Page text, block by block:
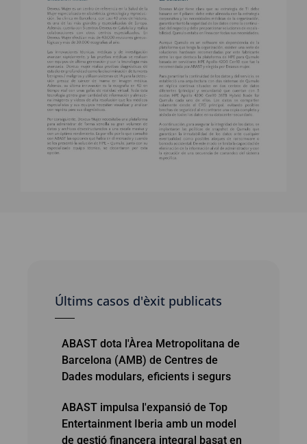
Últims casos d'èxit publicats
ABAST dota l'Àrea Metropolitana de
Barcelona (AMB) de Centres de
Dades modulars, eficients i segurs
ABAST impulsa l'expansió de Top
Entertainment Iberia amb un model
de gestió financera integral basat en